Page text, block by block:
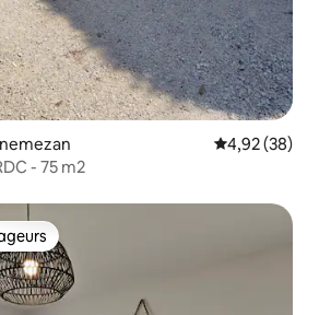
Note
4,92 (38)
- 75 m2